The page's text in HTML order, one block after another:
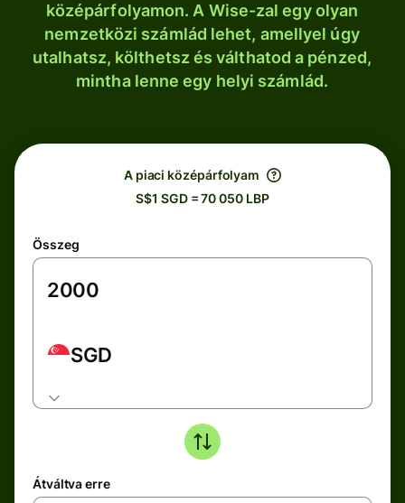
középárfolyamon. A Wise-zal egy olyan
nemzetközi számlád lehet, amellyel úgy
utalhatsz, költhetsz és válthatod a pénzed,
mintha lenne egy helyi számlád.
A piaci középárfolyam
S$1 SGD = 70 050 LBP
Összeg
SGD
Átváltva erre